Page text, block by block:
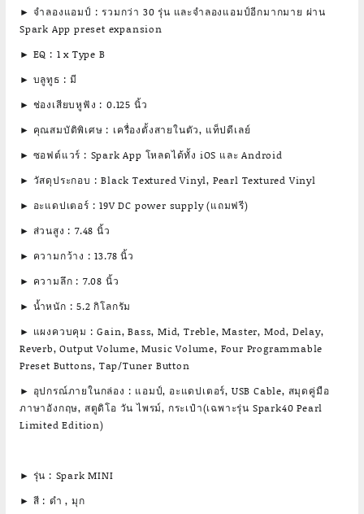
► จําลองแอมป์ : รวมกว่า 30 รุ่น และจำลองแอมป์อีกมากมาย ผ่าน
Spark App preset expansion
► EQ : 1 x Type B
► บลูทูธ : มี
► ช่องเสียบหูฟัง : 0.125 นิ้ว
► คุณสมบัติพิเศษ : เครื่องตั้งสายในตัว, แท็ปดีเลย์
► ซอฟต์แวร์ : Spark App โหลดได้ทั้ง iOS และ Android
► วัสดุประกอบ : Black Textured Vinyl, Pearl Textured Vinyl
► อะแดปเตอร์ : 19V DC power supply (แถมฟรี)
► ส่วนสูง : 7.48 นิ้ว
► ความกว้าง : 13.78 นิ้ว
► ความลึก : 7.08 นิ้ว
► น้ำหนัก : 5.2 กิโลกรัม
► แผงควบคุม : Gain, Bass, Mid, Treble, Master, Mod, Delay,
Reverb, Output Volume, Music Volume, Four Programmable
Preset Buttons, Tap/Tuner Button
► อุปกรณ์ภายในกล่อง : แอมป์, อะแดปเตอร์, USB Cable, สมุดคู่มือ
ภาษาอังกฤษ, สตูดิโอ วัน ไพรม์, กระเป๋า(เฉพาะรุ่น Spark40 Pearl
Limited Edition)
► รุ่น : Spark MINI
► สี : ดำ , มุก